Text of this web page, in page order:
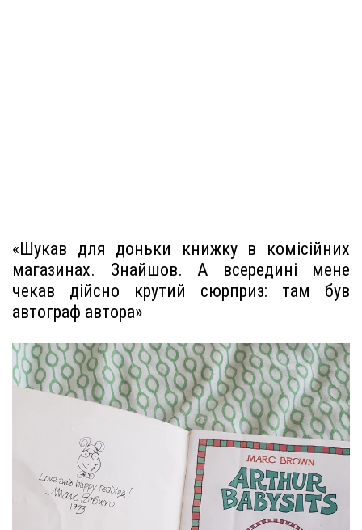
«Шукав для доньки книжку в комісійних
магазинах. Знайшов. А всередині мене
чекав дійсно крутий сюрприз: там був
автограф автора»